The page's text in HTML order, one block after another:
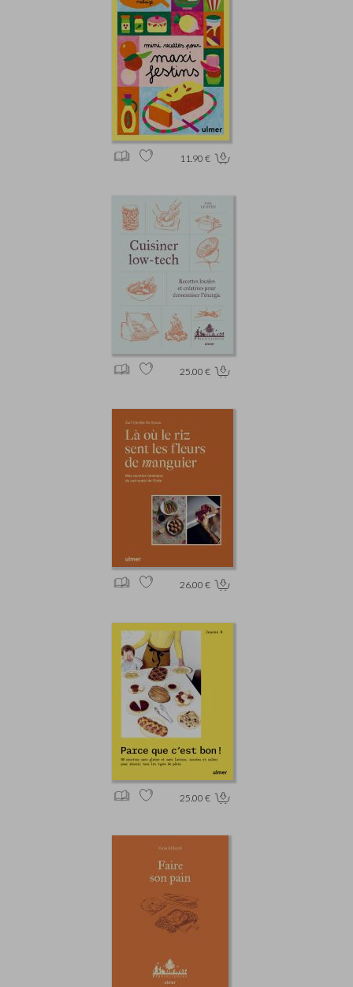
11.90 €
25.00 €
26.00 €
25.00 €